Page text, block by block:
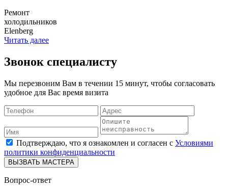
Ремонт
холодильников
Elenberg
Читать далее
Звонок специалисту
Мы перезвоним Вам в течении 15 минут, чтобы согласовать
удобное для Вас время визита
Подтверждаю, что я ознакомлен и согласен с Условиями
политики конфиденциальности
ВЫЗВАТЬ МАСТЕРА
Вопрос-ответ